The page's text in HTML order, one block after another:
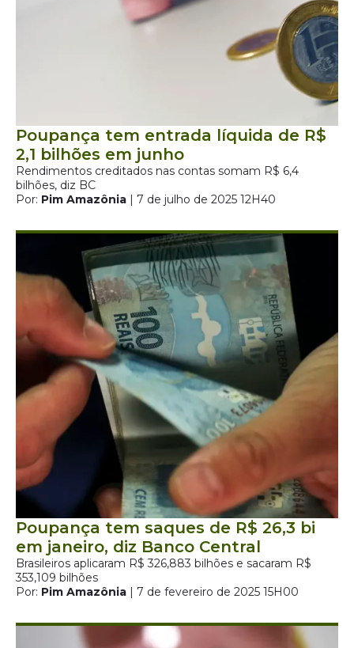
Poupança tem entrada líquida de R$
2,1 bilhões em junho
Rendimentos creditados nas contas somam R$ 6,4
bilhões, diz BC
Por: Pim Amazônia | 7 de julho de 2025 12H40
Poupança tem saques de R$ 26,3 bi
em janeiro, diz Banco Central
Brasileiros aplicaram R$ 326,883 bilhões e sacaram R$
353,109 bilhões
Por: Pim Amazônia | 7 de fevereiro de 2025 15H00